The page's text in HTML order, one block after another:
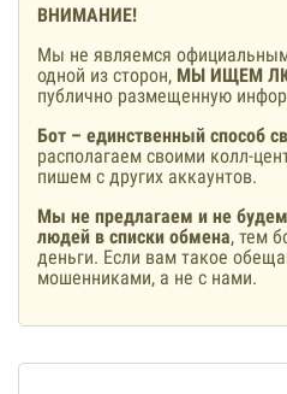
ВНИМАНИЕ!
Мы не являемся
одной из сторон, МЫ ИЩЕМ
публично размещенную
Бот – единственный способ
располагаем своими колл-
пишем с других аккаунтов.
Мы не предлагаем и не
людей в списки обмена, тем
деньги. Если вам такое
мошенниками, а не с нами.